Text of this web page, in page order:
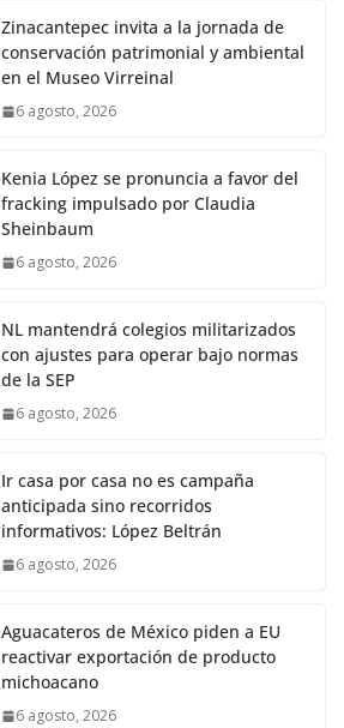
Zinacantepec invita a la jornada de
conservación patrimonial y ambiental
en el Museo Virreinal
6 agosto, 2026
Kenia López se pronuncia a favor del
fracking impulsado por Claudia
Sheinbaum
6 agosto, 2026
NL mantendrá colegios militarizados
con ajustes para operar bajo normas
de la SEP
6 agosto, 2026
Ir casa por casa no es campaña
anticipada sino recorridos
informativos: López Beltrán
6 agosto, 2026
Aguacateros de México piden a EU
reactivar exportación de producto
michoacano
6 agosto, 2026